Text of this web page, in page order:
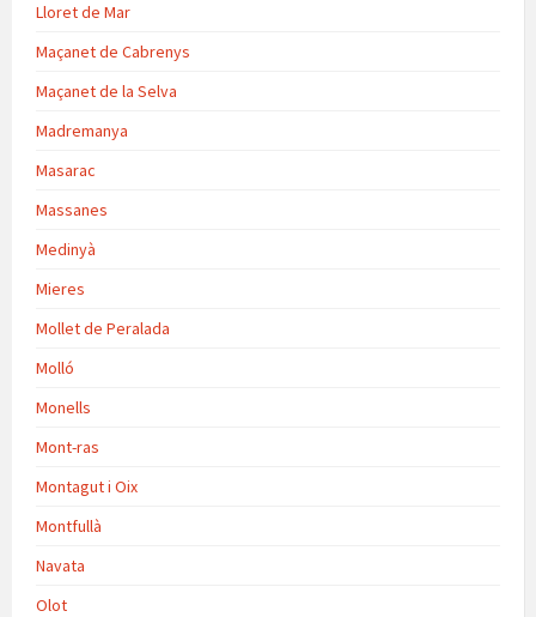
Lloret de Mar
Maçanet de Cabrenys
Maçanet de la Selva
Madremanya
Masarac
Massanes
Medinyà
Mieres
Mollet de Peralada
Molló
Monells
Mont-ras
Montagut i Oix
Montfullà
Navata
Olot